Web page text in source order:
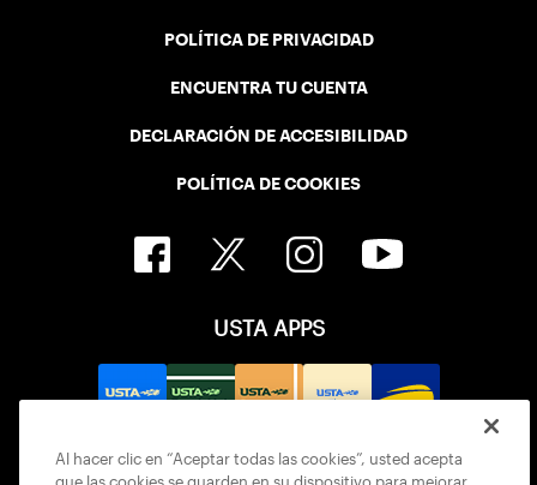
POLÍTICA DE PRIVACIDAD
ENCUENTRA TU CUENTA
DECLARACIÓN DE ACCESIBILIDAD
POLÍTICA DE COOKIES
USTA APPS
Al hacer clic en “Aceptar todas las cookies”, usted acepta